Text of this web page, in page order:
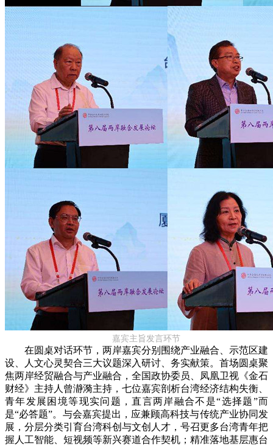
嘉宾主旨发言环节
在圆桌对话环节，两岸嘉宾分别围绕产业融合、示范区建
设、人文心灵契合三大议题深入研讨、务实献策。首场圆桌聚
焦两岸经贸融合与产业融合，全国政协委员、凤凰卫视《金石
财经》主持人曾瀞漪主持，七位嘉宾剖析台湾经济结构失衡、
青年发展困境等现实问题，直言两岸融合不是“选择题”而
是“必答题”。与会嘉宾提出，应兼顾高科技与传统产业协同发
展，分层分类引育台湾科创与文创人才，号召更多台湾青年把
握人工智能、短视频等新兴赛道合作契机；精准落地基层惠台